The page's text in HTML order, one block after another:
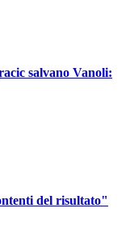
salvano Vanoli:
del risultato"